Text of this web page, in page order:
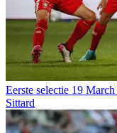
Eerste selectie 19 March
Sittard